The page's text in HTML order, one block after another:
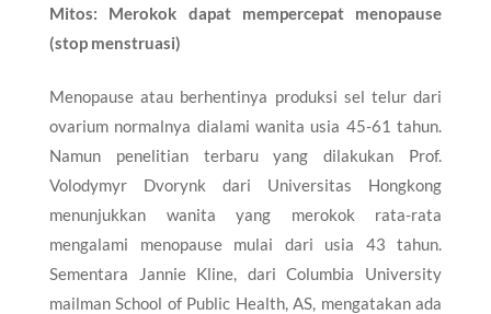
Mitos: Merokok dapat mempercepat menopause
(stop menstruasi)
Menopause atau berhentinya produksi sel telur dari
ovarium normalnya dialami wanita usia 45-61 tahun.
Namun penelitian terbaru yang dilakukan Prof.
Volodymyr Dvorynk dari Universitas Hongkong
menunjukkan wanita yang merokok rata-rata
mengalami menopause mulai dari usia 43 tahun.
Sementara Jannie Kline, dari Columbia University
mailman School of Public Health, AS, mengatakan ada